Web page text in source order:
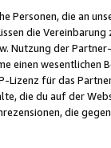
Personen, die an
die
Nutzung der
einen
Lizenz für das
die du auf der
die